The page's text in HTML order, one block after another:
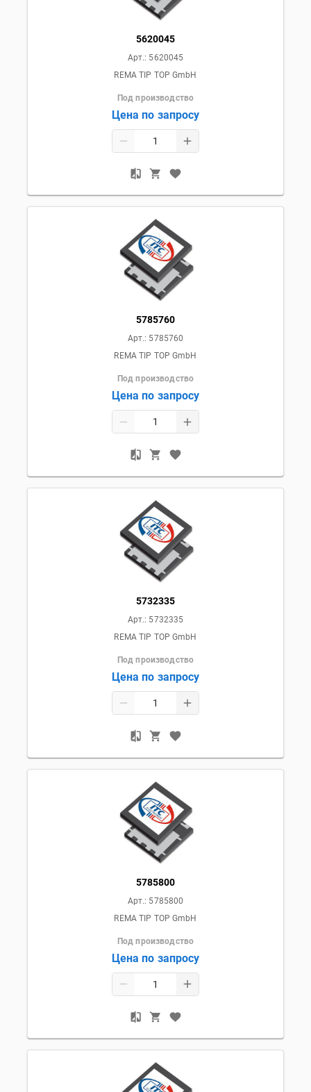
5620045
Арт.: 5620045
REMA TIP TOP GmbH
Под производство
Цена по запросу
5785760
Арт.: 5785760
REMA TIP TOP GmbH
Под производство
Цена по запросу
5732335
Арт.: 5732335
REMA TIP TOP GmbH
Под производство
Цена по запросу
5785800
Арт.: 5785800
REMA TIP TOP GmbH
Под производство
Цена по запросу